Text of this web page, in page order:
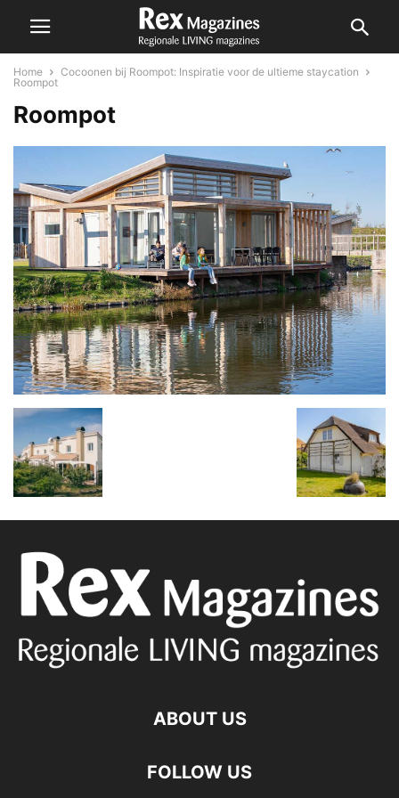
Home
Cocoonen bij Roompot: Inspiratie voor de ultieme staycation
Roompot
Roompot
ABOUT US
FOLLOW US